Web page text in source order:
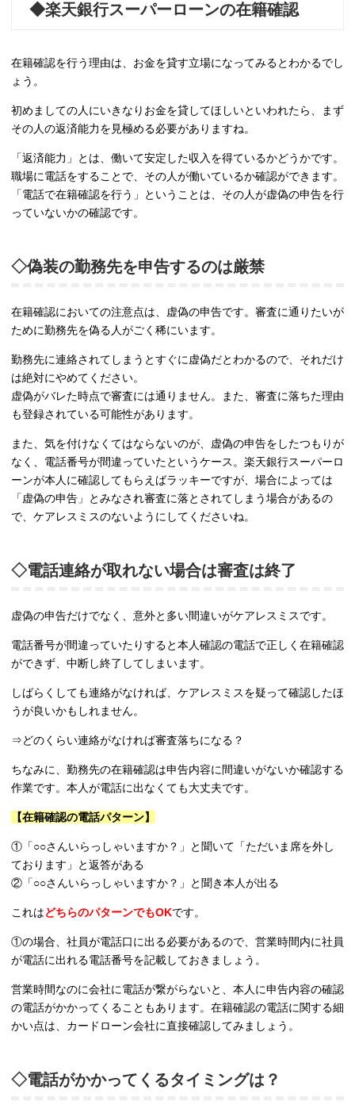
◆楽天銀行スーパーローンの在籍確認
在籍確認を行う理由は、お金を貸す立場になってみるとわかるでし
ょう。
初めましての人にいきなりお金を貸してほしいといわれたら、まず
その人の返済能力を見極める必要がありますね。
「返済能力」とは、働いて安定した収入を得ているかどうかです。
職場に電話をすることで、その人が働いているか確認ができます。
「電話で在籍確認を行う」ということは、その人が虚偽の申告を行
っていないかの確認です。
◇偽装の勤務先を申告するのは厳禁
在籍確認においての注意点は、虚偽の申告です。審査に通りたいが
ために勤務先を偽る人がごく稀にいます。
勤務先に連絡されてしまうとすぐに虚偽だとわかるので、それだけ
は絶対にやめてください。
虚偽がバレた時点で審査には通りません。また、審査に落ちた理由
も登録されている可能性があります。
また、気を付けなくてはならないのが、虚偽の申告をしたつもりが
なく、電話番号が間違っていたというケース。楽天銀行スーパーロ
ーンが本人に確認してもらえばラッキーですが、場合によっては
「虚偽の申告」とみなされ審査に落とされてしまう場合があるの
で、ケアレスミスのないようにしてくださいね。
◇電話連絡が取れない場合は審査は終了
虚偽の申告だけでなく、意外と多い間違いがケアレスミスです。
電話番号が間違っていたりすると本人確認の電話で正しく在籍確認
ができず、中断し終了してしまいます。
しばらくしても連絡がなければ、ケアレスミスを疑って確認したほ
うが良いかもしれません。
⇒どのくらい連絡がなければ審査落ちになる？
ちなみに、勤務先の在籍確認は申告内容に間違いがないか確認する
作業です。本人が電話に出なくても大丈夫です。
【在籍確認の電話パターン】
①「○○さんいらっしゃいますか？」と聞いて「ただいま席を外し
ております」と返答がある
②「○○さんいらっしゃいますか？」と聞き本人が出る
これはどちらのパターンでもOKです。
①の場合、社員が電話口に出る必要があるので、営業時間内に社員
が電話に出れる電話番号を記載しておきましょう。
営業時間なのに会社に電話が繋がらないと、本人に申告内容の確認
の電話がかかってくることもあります。在籍確認の電話に関する細
かい点は、カードローン会社に直接確認してみましょう。
◇電話がかかってくるタイミングは？